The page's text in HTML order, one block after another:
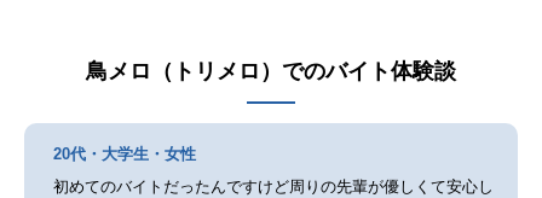
鳥メロ（トリメロ） でのバイト体験談
20代・大学生・女性
初めてのバイトだったんですけど周りの先輩が優しくて安心し